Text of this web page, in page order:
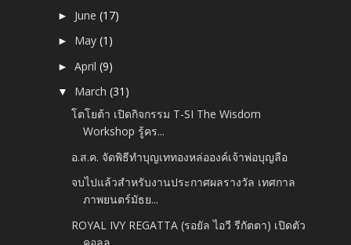
► June(17)
► May(1)
►April(9)
▼ March(31)
โตโยต้า เปิดกิจกรรม T-SI The Wisdom
Workshop รู้คร...
อ.ส.ค. จัดพิธีทำบุญเททองหล่อองค์เจ้าพ่อบุญลือ
จบไปแล้วสำหรับงานประกาศผลรางวัล เทศกาล
ภาพยนตร์มัธย...
ROYAL IVY REGATTA (รอยัล ไอวี รีกัตตา) เปิดตัว